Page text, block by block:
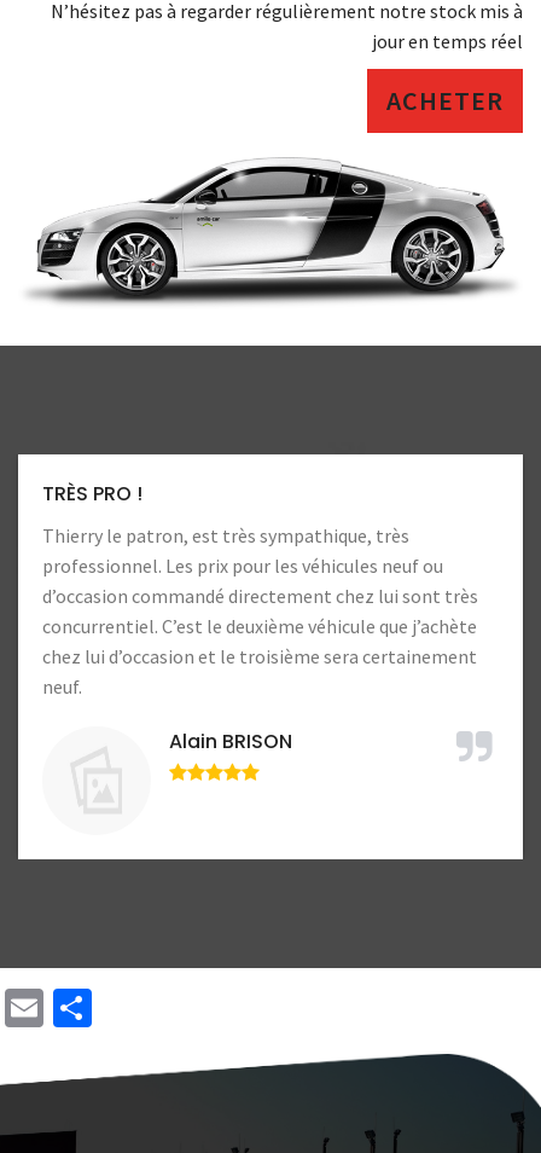
N’hésitez pas à regarder régulièrement notre stock mis à
jour en temps réel
ACHETER
LA CONFIANCE
Toujours autant de confiance. Heureux d’aller chez
professionnels !
Lucien Lample
Email